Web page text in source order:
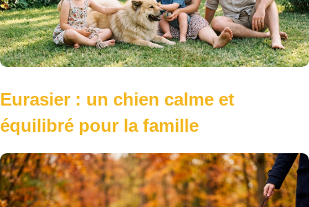
Eurasier : un chien calme et
équilibré pour la famille